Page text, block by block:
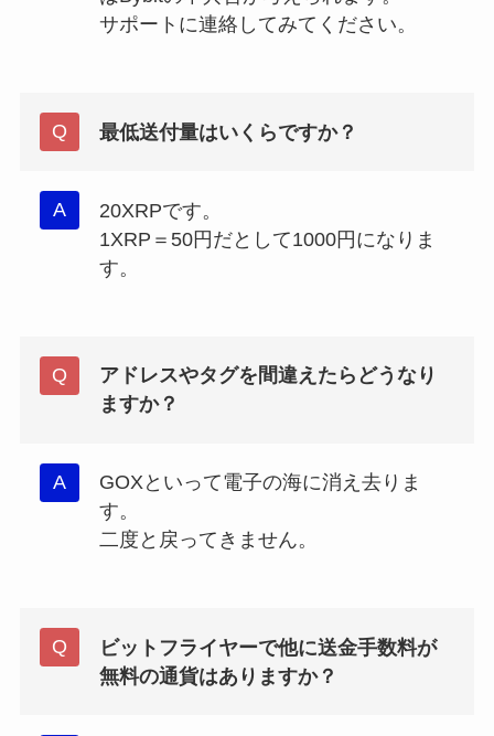
サポートに連絡してみてください。
最低送付量はいくらですか？
20XRPです。
1XRP＝50円だとして1000円になりま
す。
アドレスやタグを間違えたらどうなり
ますか？
GOXといって電子の海に消え去りま
す。
二度と戻ってきません。
ビットフライヤーで他に送金手数料が
無料の通貨はありますか？